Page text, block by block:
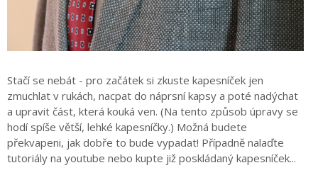
Stačí se nebát - pro začátek si zkuste kapesníček jen
zmuchlat v rukách, nacpat do náprsní kapsy a poté nadýchat
a upravit část, která kouká ven. (Na tento způsob úpravy se
hodí spíše větší, lehké kapesníčky.) Možná budete
překvapeni, jak dobře to bude vypadat! Případně nalaďte
tutoriály na youtube nebo kupte již poskládaný kapesníček...